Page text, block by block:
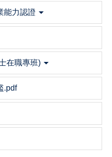
能力認證
在職專班)
.pdf